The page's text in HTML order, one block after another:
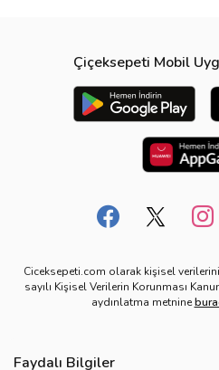
Çiçeksepeti Mobil
Ciceksepeti.com olarak kişisel
sayılı Kişisel Verilerin Korunması
aydınlatma metnine
Faydalı Bilgiler